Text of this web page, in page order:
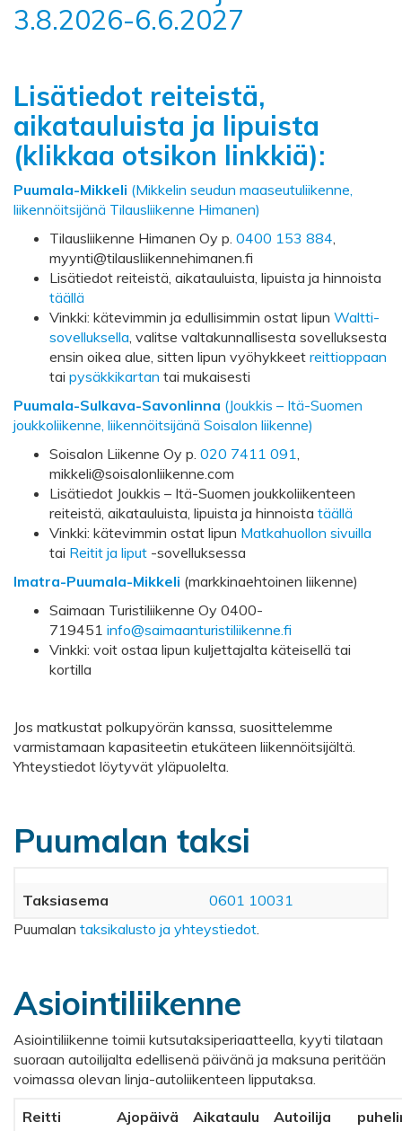
3.8.2026-6.6.2027
Lisätiedot reiteistä,
aikatauluista ja lipuista
(klikkaa otsikon linkkiä):
Puumala-Mikkeli (Mikkelin seudun maaseutuliikenne,
liikennöitsijänä Tilausliikenne Himanen)
Tilausliikenne Himanen Oy p. 0400 153 884
myynti@tilausliikennehimanen.fi
Lisätiedot reiteistä, aikatauluista, lipuista ja hinnoista
täällä
Vinkki: kätevimmin ja edullisimmin ostat lipun Waltti-
sovelluksella , valitse valtakunnallisesta sovelluksesta
ensin oikea alue, sitten lipun vyöhykkeet reittioppaan
tai pysäkkikartan tai mukaisesti
Puumala-Sulkava-Savonlinna (Joukkis – Itä-Suomen
joukkoliikenne, liikennöitsijänä Soisalon liikenne)
Soisalon Liikenne Oy p. 020 7411 091
mikkeli@soisalonliikenne.com
Lisätiedot Joukkis – Itä-Suomen joukkoliikenteen
reiteistä, aikatauluista, lipuista ja hinnoista täällä
Vinkki: kätevimmin ostat lipun Matkahuollon sivuilla
tai Reitit ja liput -sovelluksessa
Imatra-Puumala-Mikkeli (markkinaehtoinen liikenne)
Saimaan Turistiliikenne Oy 0400-
719451 info@saimaanturistiliikenne.fi
Vinkki: voit ostaa lipun kuljettajalta käteisellä tai
kortilla
Jos matkustat polkupyörän kanssa, suosittelemme
varmistamaan kapasiteetin etukäteen liikennöitsijältä.
Yhteystiedot löytyvät yläpuolelta.
Puumalan taksi
Taksiasema
0601 10031
Puumalan taksikalusto ja yhteystiedot
Asiointiliikenne
Asiointiliikenne toimii kutsutaksiperiaatteella, kyyti tilataan
suoraan autoilijalta edellisenä päivänä ja maksuna peritään
voimassa olevan linja-autoliikenteen lipputaksa.
Reitti Ajopäivä Aikataulu Autoilija